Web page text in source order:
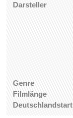
Darsteller
Genre
Filmlänge
Deutschlandstart